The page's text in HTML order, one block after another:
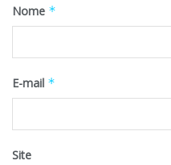
Nome *
E-mail *
Site